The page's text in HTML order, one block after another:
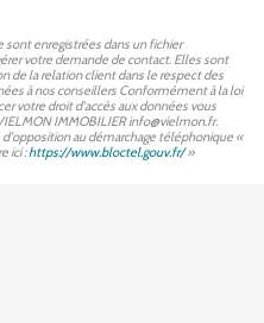
enregistrées dans un fichier
votre demande de contact. Elles sont
de la relation client dans le respect des
à nos conseillers Conformément à la loi
votre droit d'accès aux données vous
IMMOBILIER info@vielmon.fr.
au démarchage téléphonique «
ici :https://www.bloctel.gouv.fr/»